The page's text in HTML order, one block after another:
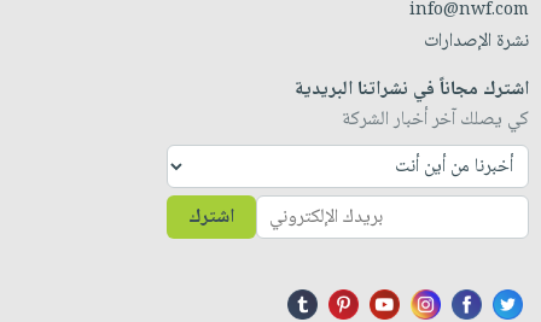
info@nwf.com
نشرة الإصدارات
اشترك مجاناً في نشراتنا البريدية
كي يصلك آخر أخبار الشركة
اشترك